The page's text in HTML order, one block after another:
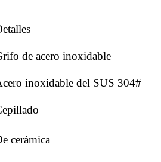
de acero inoxidable
inoxidable del SUS 304#
cerámica